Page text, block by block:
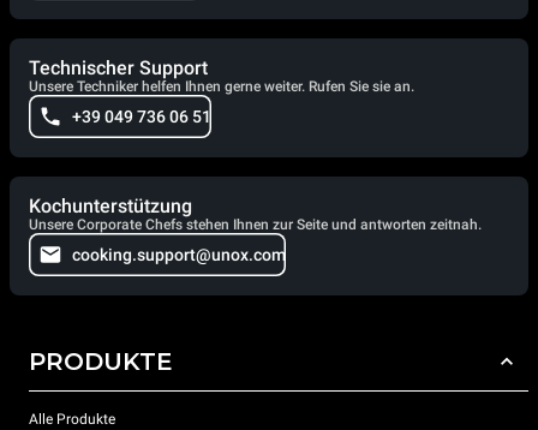
Technischer Support
Unsere Techniker helfen Ihnen gerne weiter. Rufen Sie sie an.
+39 049 736 06 51
Kochunterstützung
Unsere Corporate Chefs stehen Ihnen zur Seite und antworten zeitnah.
cooking.support@unox.com
PRODUKTE
Alle Produkte